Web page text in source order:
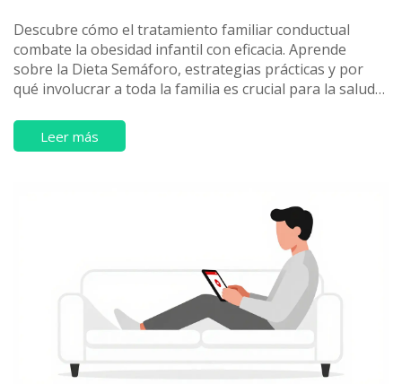
Descubre cómo el tratamiento familiar conductual
combate la obesidad infantil con eficacia. Aprende
sobre la Dieta Semáforo, estrategias prácticas y por
qué involucrar a toda la familia es crucial para la salud
Leer más